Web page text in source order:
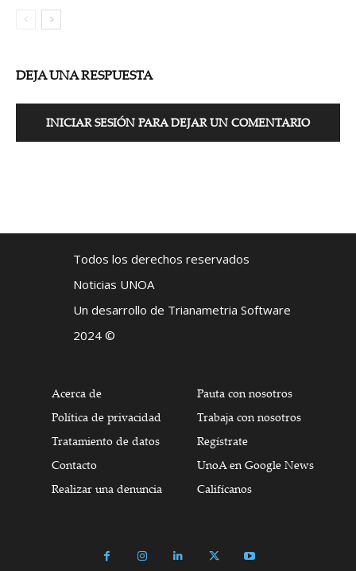
DEJA UNA RESPUESTA
INICIAR SESIÓN PARA DEJAR UN COMENTARIO
Todos los derechos reservados
Noticias UNOA
Un desarrollo de Trianametria Software
2024 ©
Acerca de
Política de privacidad
Tratamiento de datos
Contacto
Realizar una denuncia
Pauta con nosotros
Trabaja con nosotros
Regístrate
UnoA en Google News
Califícanos